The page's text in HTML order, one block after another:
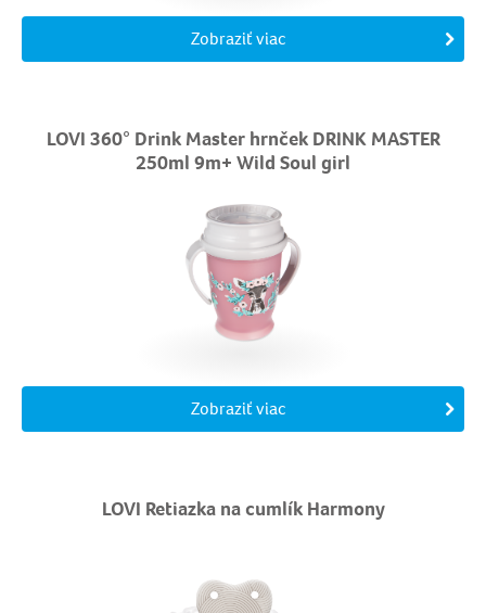
Zobraziť viac
LOVI 360° Drink Master hrnček DRINK MASTER
250ml 9m+ Wild Soul girl
Zobraziť viac
LOVI Retiazka na cumlík Harmony